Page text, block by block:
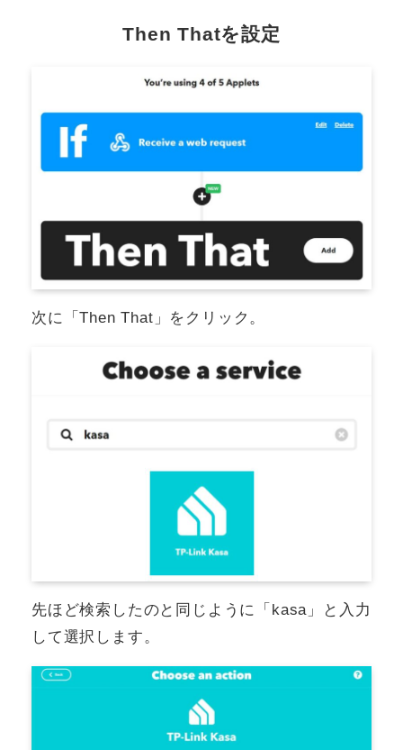
Then Thatを設定
次に「Then That」をクリック。
先ほど検索したのと同じように「kasa」と入力
して選択します。